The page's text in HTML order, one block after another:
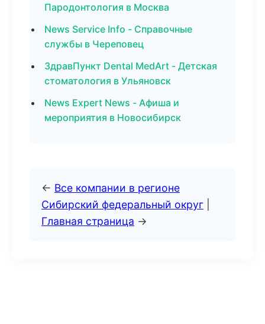
Пародонтология в Москва
News Service Info - Справочные
службы в Череповец
ЗдравПункт Dental MedArt - Детская
стоматология в Ульяновск
News Expert News - Афиша и
мероприятия в Новосибирск
← Все компании в регионе
Сибирский федеральный округ
Главная страница →